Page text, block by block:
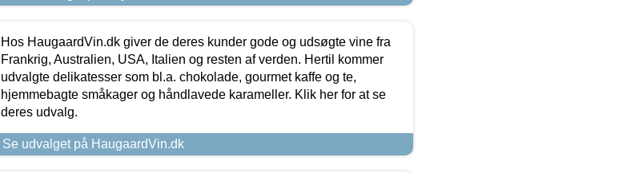
Hos HaugaardVin.dk giver de deres kunder gode og udsøgte vine fra
Frankrig, Australien, USA, Italien og resten af verden. Hertil kommer
udvalgte delikatesser som bl.a. chokolade, gourmet kaffe og te,
hjemmebagte småkager og håndlavede karameller. Klik her for at se
deres udvalg.
Se udvalget på HaugaardVin.dk